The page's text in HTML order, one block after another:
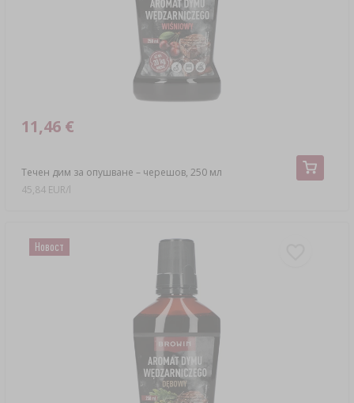
Течен дим за опушване – черешов, 250 мл
11,46 €
45,84 EUR/l
Новост